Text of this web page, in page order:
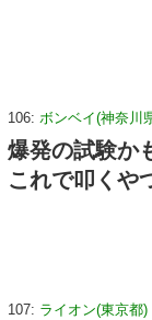
106: ボンベイ(神奈川
爆発の試験か
これで叩くや
107: ライオン(東京都)